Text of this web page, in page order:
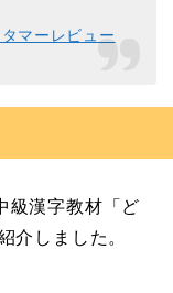
マーレビュー
級漢字教材「ど
介しました。